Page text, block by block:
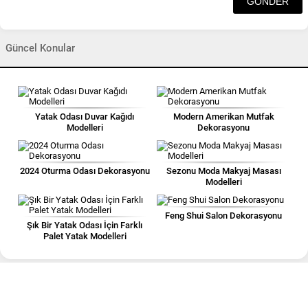
Güncel Konular
Yatak Odası Duvar Kağıdı
Modelleri
Modern Amerikan Mutfak
Dekorasyonu
2024 Oturma Odası Dekorasyonu
Sezonu Moda Makyaj Masası
Modelleri
Şık Bir Yatak Odası İçin Farklı
Palet Yatak Modelleri
Feng Shui Salon Dekorasyonu